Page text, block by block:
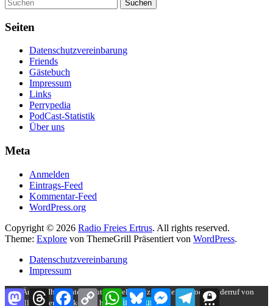
Suchen
Seiten
Datenschutzvereinbarung
Friends
Gästebuch
Impressum
Links
Perrypedia
PodCast-Statistik
Über uns
Meta
Anmelden
Eintrags-Feed
Kommentar-Feed
WordPress.org
Copyright © 2026 Radio Freies Ertrus. All rights reserved.
Theme: Explore von ThemeGrill Präsentiert von WordPress.
Datenschutzvereinbarung
Impressum
MastodonThreadsFacebook
Copy
Link
WhatsApp
BlueskyMessengerTelegramThreema
Zum Ändern Ihrer Datenschutzeinstellung, z.B. Erteilung oder Widerruf von
Einwilligungen, klicken Sie hier:Einstellungen